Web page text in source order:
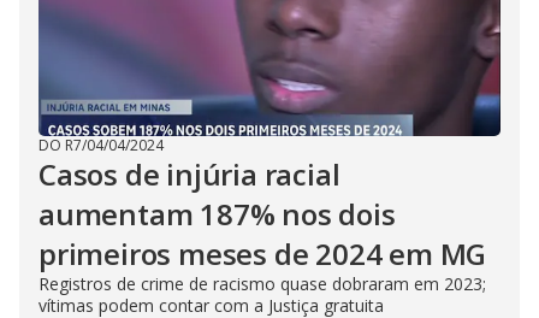
DO R7/04/04/2024
Casos de injúria racial
aumentam 187% nos dois
primeiros meses de 2024 em MG
Registros de crime de racismo quase dobraram em 2023;
vítimas podem contar com a Justiça gratuita